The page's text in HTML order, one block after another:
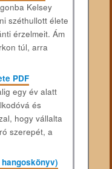
Kelsey
széthullott élete
érzelmeit. Ám
túl, arra
PDF
egy év alatt
és
hogy vállalta
szerepét, a